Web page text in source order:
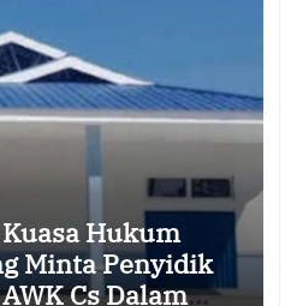
Hukum
Minta Penyidik
Cs Dalam